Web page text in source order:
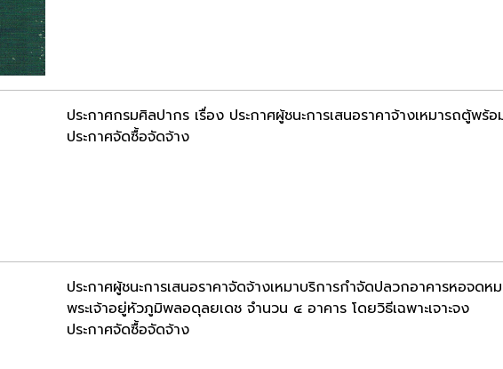
ประกาศกรมศิลปากร เรื่อง ประกาศผู้ชนะการเสนอราคาจ้างเหมารถตู้พ
ประกาศจัดซื้อจัดจ้าง
ประกาศผู้ชนะการเสนอราคาจัดจ้างเหมาบริการกำจัดปลวกอาคารหอจด
พระเจ้าอยู่หัวภูมิพลอดุลยเดช จำนวน ๔ อาคาร โดยวิธีเฉพาะเจาะจง
ประกาศจัดซื้อจัดจ้าง